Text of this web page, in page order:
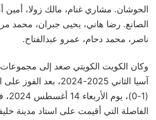
الحوشان. مشاري غنام، مالك زولا، أمين
الصانع. رضا هاني، يحيى جبران، محمد
ناصر، محمد دحام، عمرو عبدالفتاح.
وكان الكويت الكويتي صعد إلى
آسيا الثاني 2025-2024، بعد
(1-0)،
الفاصلة التي أقيمت على استاد مدينة